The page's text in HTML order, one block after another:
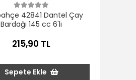
42841 Dantel Çay
Bardağı 145 cc 6'lı
215,90 TL
Sepete Ekle